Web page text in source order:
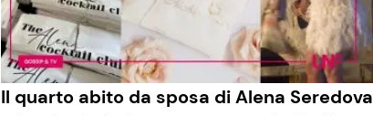
Il quarto abito da sposa di Alena Seredova